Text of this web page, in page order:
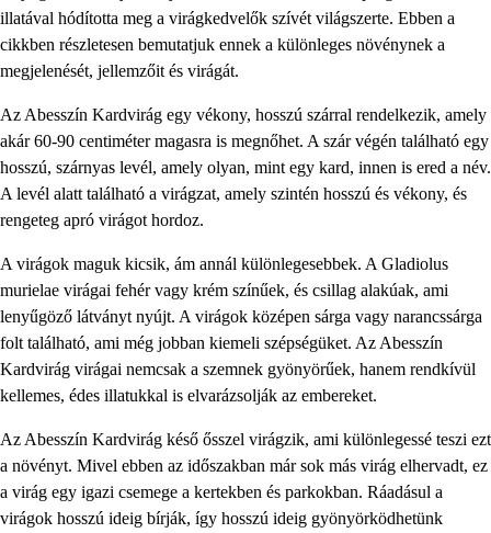
illatával hódította meg a virágkedvelők szívét világszerte. Ebben a
cikkben részletesen bemutatjuk ennek a különleges növénynek a
megjelenését, jellemzőit és virágát.
Az Abesszín Kardvirág egy vékony, hosszú szárral rendelkezik, amely
akár 60-90 centiméter magasra is megnőhet. A szár végén található egy
hosszú, szárnyas levél, amely olyan, mint egy kard, innen is ered a név.
A levél alatt található a virágzat, amely szintén hosszú és vékony, és
rengeteg apró virágot hordoz.
A virágok maguk kicsik, ám annál különlegesebbek. A Gladiolus
murielae virágai fehér vagy krém színűek, és csillag alakúak, ami
lenyűgöző látványt nyújt. A virágok középen sárga vagy narancssárga
folt található, ami még jobban kiemeli szépségüket. Az Abesszín
Kardvirág virágai nemcsak a szemnek gyönyörűek, hanem rendkívül
kellemes, édes illatukkal is elvarázsolják az embereket.
Az Abesszín Kardvirág késő ősszel virágzik, ami különlegessé teszi ezt
a növényt. Mivel ebben az időszakban már sok más virág elhervadt, ez
a virág egy igazi csemege a kertekben és parkokban. Ráadásul a
virágok hosszú ideig bírják, így hosszú ideig gyönyörködhetünk